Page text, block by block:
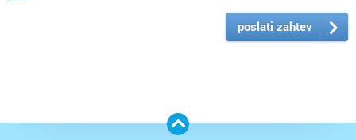
poslati zahtev